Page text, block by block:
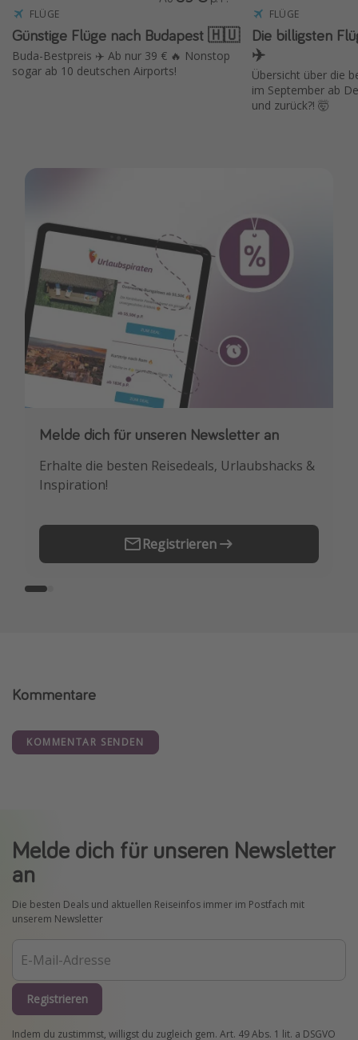
FLÜGE
Günstige Flüge nach Budapest 🇭🇺
Buda-Bestpreis ✈️ Ab nur 39 € 🔥 Nonstop
sogar ab 10 deutschen Airports!
FLÜGE
Die billigsten
✈️
Übersicht über die
im September ab
und zurück?! 🤯
Melde dich für unseren Newsletter an
Erhalte die besten Reisedeals, Urlaubshacks &
Inspiration!
Registrieren
Downloade unsere App
Buche die besten Reiseschnäppchen als
Erstes.
Kommentare
KOMMENTAR SENDEN
Melde dich für unseren Newsletter
an
Die besten Deals und aktuellen Reiseinfos immer im Postfach mit
unserem Newsletter
Registrieren
Indem du zustimmst, willigst du zugleich gem. Art. 49 Abs. 1 lit. a DSGVO